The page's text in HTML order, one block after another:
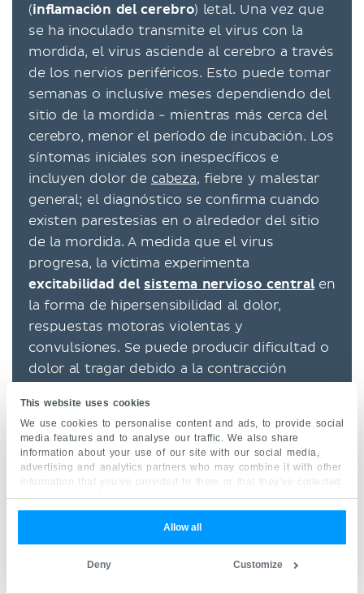
This website uses cookies
We use cookies to personalise content and ads, to provide social
media features and to analyse our traffic. We also share
information about your use of our site with our social media,
advertising and analytics partners who may combine it with other
information that you’ve provided to them or that they’ve collected
from your use of their services.
Allow all
Customize
Deny
(inflamación del cerebro) letal. Una vez que
se ha inoculado transmite el virus con la
mordida, el virus asciende al cerebro a través
de los nervios periféricos. Esto puede tomar
semanas o inclusive meses dependiendo del
sitio de la mordida - mientras más cerca del
cerebro, menor el período de incubación. Los
síntomas iniciales son inespecíficos e
incluyen dolor de cabeza, fiebre y malestar
general; el diagnóstico se confirma cuando
existen parestesias en o alrededor del sitio
de la mordida. A medida que el virus
progresa, la víctima experimenta
excitabilidad del sistema nervioso central en
la forma de hipersensibilidad al dolor,
respuestas motoras violentas y
convulsiones. Se puede producir dificultad o
dolor al tragar debido a la contracción
la razón por la cual los infectados
sintomáticos evitan beber líquidos, incluso
agua, por lo que a menudo son descritos
como “hidrofóbicos”. Estos espasmos
faríngeos en conjunto con el aumento de la
meningismo seguido de parálisis flácida; la